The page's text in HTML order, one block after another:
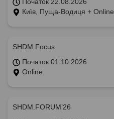
Київ, Пуща-Водиця + Online
SHDM.Focus
Початок 01.10.2026
Online
SHDM.FORUM’26